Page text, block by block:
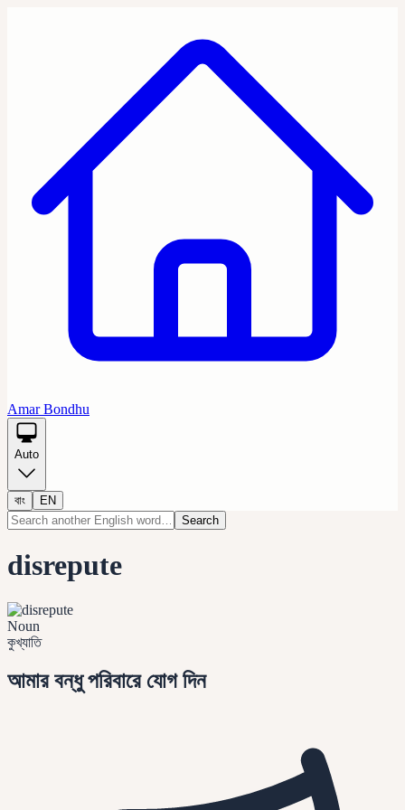
Amar Bondhu
Auto
বাং
EN
Search
disrepute
Noun
কুখ্যাতি
আমার বন্ধু পরিবারে যোগ দিন